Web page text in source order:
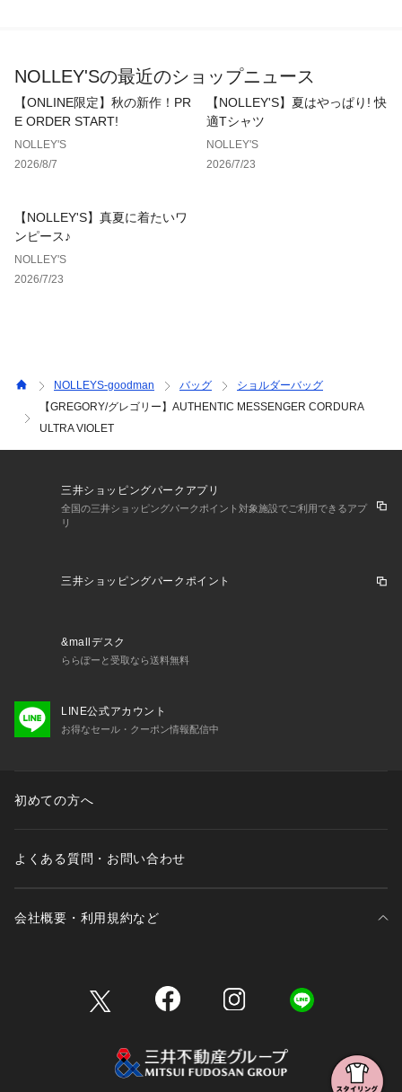
RDURA BALLISTIC BLACK 正規輸入品
容量：約25L
重量：約420g
【GREGORY/グレゴリー】
リー氏は「背負うのではなく、着る」を新コンセプトにパック
界に革命を起こした。エクスターナルフレームパック工場の設
立やフリーのデザイナーを経験した後、1977年に「GREGOR
Y」を創立した。
【お取扱い上のご注意】
末永くご愛用頂くために、アテンションタグを必ずご確認の
上、着用又はお取り扱い下さい。
※店頭及び屋外での撮影画像は、光の当たり具合で色味が違っ
て見える場合があります。商品の色味は、スタジオ撮影の画像
をご参照下さい。
り、実際の商品と比較し色味に若干の誤差が生じる場合があり
工、サイズが若干異なる場合がございます。
NOLLEY'Sの最近のショップニュース
【ONLINE限定】秋の新作！PR
E ORDER START!
NOLLEY'S
2026/8/7
【NOLLEY'S】夏はやっぱり! 快
適Tシャツ
NOLLEY'S
2026/7/23
【NOLLEY'S】真夏に着たいワ
ンピース♪
NOLLEY'S
2026/7/23
NOLLEYS-goodman バッグ
ショルダーバッグ
【GREGORY/グレゴリー】AUTHENTIC MESSENGER CORDURA
ULTRA VIOLET
三井ショッピングパークアプリ
全国の三井ショッピングパークポイント対象施設でご利用できるアプ
リ
三井ショッピングパークポイント
&mallデスク
ららぽーと受取なら送料無料
LINE公式アカウント
お得なセール・クーポン情報配信中
初めての方へ
よくある質問・お問い合わせ
会社概要・利用規約など